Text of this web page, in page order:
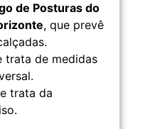
de Posturas do
, que prevê
trata de medidas
trata da